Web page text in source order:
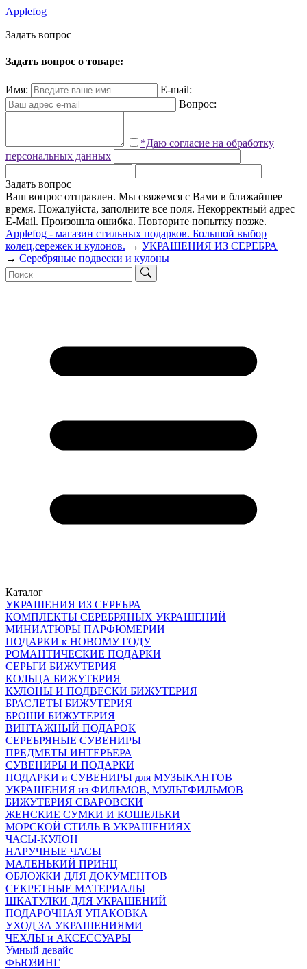
Applefog
Задать вопрос
Задать вопрос о товаре:
Имя:
E-mail:
Вопрос:
*Даю согласие на обработку
персональных данных
Задать вопрос
Ваш вопрос отправлен. Мы свяжемся с Вами в ближайшее
время. Пожалуйста, заполните все поля. Некорректный адрес
E-Mail. Произошла ошибка. Повторите попытку позже.
Applefog - магазин стильных подарков. Большой выбор
колец,сережек и кулонов. → УКРАШЕНИЯ ИЗ СЕРЕБРА
→ Серебряные подвески и кулоны
Каталог
УКРАШЕНИЯ ИЗ СЕРЕБРА
КОМПЛЕКТЫ СЕРЕБРЯНЫХ УКРАШЕНИЙ
МИНИАТЮРЫ ПАРФЮМЕРИИ
ПОДАРКИ к НОВОМУ ГОДУ
РОМАНТИЧЕСКИЕ ПОДАРКИ
СЕРЬГИ БИЖУТЕРИЯ
КОЛЬЦА БИЖУТЕРИЯ
КУЛОНЫ И ПОДВЕСКИ БИЖУТЕРИЯ
БРАСЛЕТЫ БИЖУТЕРИЯ
БРОШИ БИЖУТЕРИЯ
ВИНТАЖНЫЙ ПОДАРОК
СЕРЕБРЯНЫЕ СУВЕНИРЫ
ПРЕДМЕТЫ ИНТЕРЬЕРА
СУВЕНИРЫ И ПОДАРКИ
ПОДАРКИ и СУВЕНИРЫ для МУЗЫКАНТОВ
УКРАШЕНИЯ из ФИЛЬМОВ, МУЛЬТФИЛЬМОВ
БИЖУТЕРИЯ СВАРОВСКИ
ЖЕНСКИЕ СУМКИ И КОШЕЛЬКИ
МОРСКОЙ СТИЛЬ В УКРАШЕНИЯХ
ЧАСЫ-КУЛОН
НАРУЧНЫЕ ЧАСЫ
МАЛЕНЬКИЙ ПРИНЦ
ОБЛОЖКИ ДЛЯ ДОКУМЕНТОВ
СЕКРЕТНЫЕ МАТЕРИАЛЫ
ШКАТУЛКИ ДЛЯ УКРАШЕНИЙ
ПОДАРОЧНАЯ УПАКОВКА
УХОД ЗА УКРАШЕНИЯМИ
ЧEХЛЫ и АКСЕССУАРЫ
Умный девайс
ФЬЮЗИНГ